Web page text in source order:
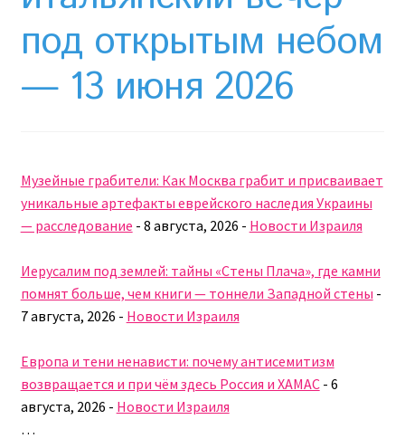
Почему интернет-аптеки онлайн плохо приживаются
в Израиле: закон, доверие и особенности рынка
под открытым небом
— 13 июня 2026
Музейные грабители: Как Москва грабит и присваивает
уникальные артефакты еврейского наследия Украины
— расследование - 8 августа, 2026 - Новости Израиля
Иерусалим под землей: тайны «Стены Плача», где камни
помнят больше, чем книги — тоннели Западной стены -
7 августа, 2026 - Новости Израиля
Европа и тени ненависти: почему антисемитизм
возвращается и при чём здесь Россия и ХАМАС- 6
августа, 2026 - Новости Израиля
…